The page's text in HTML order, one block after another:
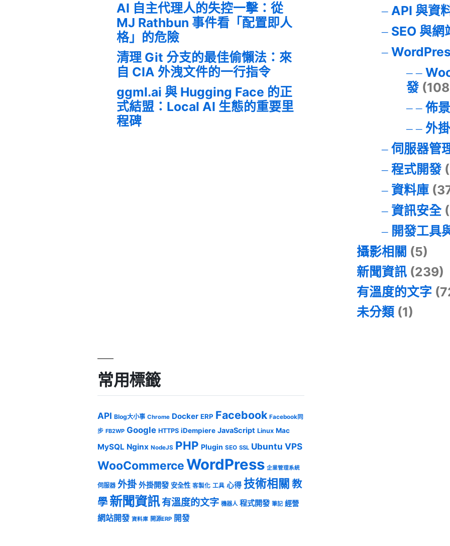
AI 自主代理人的失控一擊：從
MJ Rathbun 事件看「配置即人
格」的危險
清理 Git 分支的最佳偷懶法：來
自 CIA 外洩文件的一行指令
ggml.ai 與 Hugging Face 的正
式結盟：Local AI 生態的重要里
程碑
API 與資
SEO 與網
發
佈
外
伺服器管
程式開發
資料庫
資訊安全
開發工具
攝影相關 (5)
新聞資訊 (239)
有溫度的文字
未分類 (1)
常用標籤
API Blog大小事 Chrome Docker ERP Facebook Facebook同
步 FB2WP Google HTTPS iDempiere JavaScript Linux Mac
MySQL Nginx NodeJS PHP Plugin SEO SSL Ubuntu VPS
WooCommerceWordPress 企業管理系統
伺服器 外掛 外掛開發 安全性 客製化 工具 心得 技術相關 教
學 新聞資訊有溫度的文字 機器人 程式開發 筆記 經營
網站開發 資料庫 開源ERP 開發